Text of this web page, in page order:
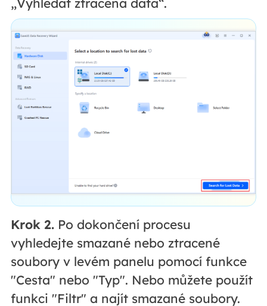
Krok 2.Po dokončení procesu
vyhledejte smazané nebo ztracené
soubory v levém panelu pomocí funkce
"Cesta" nebo "Typ". Nebo můžete použít
funkci "Filtr" a najít smazané soubory.